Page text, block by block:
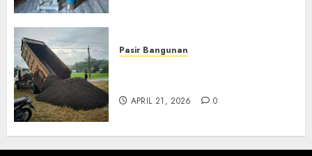
Pasir Bangunan
APRIL 21, 2026 0